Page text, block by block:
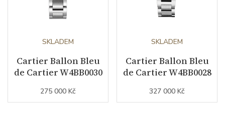
SKLADEM
Cartier Ballon Bleu
de Cartier W4BB0030
275 000 Kč
SKLADEM
Cartier Ballon Bleu
de Cartier W4BB0028
327 000 Kč